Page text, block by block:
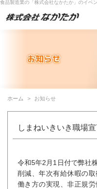
食品製造業の「株式会社なかたか」のイベ
ホーム お知らせ
しまねいきいき職場
令和5年2月1日付で弊社
削減、年次有給休暇の
働き方の実現、非正規